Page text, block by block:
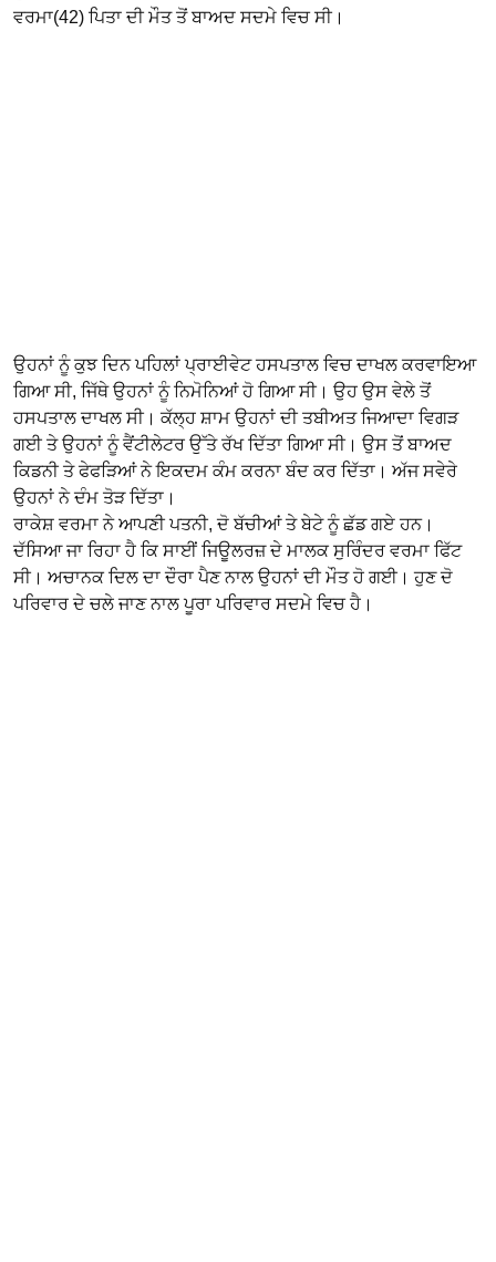
ਵਰਮਾ(42) ਪਿਤਾ ਦੀ ਮੌਤ ਤੋਂ ਬਾਅਦ ਸਦਮੇ ਵਿਚ ਸੀ।
ਉਹਨਾਂ ਨੂੰ ਕੁਝ ਦਿਨ ਪਹਿਲਾਂ ਪ੍ਰਾਈਵੇਟ ਹਸਪਤਾਲ ਵਿਚ ਦਾਖਲ ਕਰਵਾਇਆ
ਗਿਆ ਸੀ, ਜਿੱਥੇ ਉਹਨਾਂ ਨੂੰ ਨਿਮੋਨਿਆਂ ਹੋ ਗਿਆ ਸੀ। ਉਹ ਉਸ ਵੇਲੇ ਤੋਂ
ਹਸਪਤਾਲ ਦਾਖਲ ਸੀ। ਕੱਲ੍ਹ ਸ਼ਾਮ ਉਹਨਾਂ ਦੀ ਤਬੀਅਤ ਜਿਆਦਾ ਵਿਗੜ
ਗਈ ਤੇ ਉਹਨਾਂ ਨੂੰ ਵੈਂਟੀਲੇਟਰ ਉੱਤੇ ਰੱਖ ਦਿੱਤਾ ਗਿਆ ਸੀ। ਉਸ ਤੋਂ ਬਾਅਦ
ਕਿਡਨੀ ਤੇ ਫੇਫੜਿਆਂ ਨੇ ਇਕਦਮ ਕੰਮ ਕਰਨਾ ਬੰਦ ਕਰ ਦਿੱਤਾ। ਅੱਜ ਸਵੇਰੇ
ਉਹਨਾਂ ਨੇ ਦੰਮ ਤੋੜ ਦਿੱਤਾ।
ਰਾਕੇਸ਼ ਵਰਮਾ ਨੇ ਆਪਣੀ ਪਤਨੀ, ਦੋ ਬੱਚੀਆਂ ਤੇ ਬੇਟੇ ਨੂੰ ਛੱਡ ਗਏ ਹਨ।
ਦੱਸਿਆ ਜਾ ਰਿਹਾ ਹੈ ਕਿ ਸਾਈਂ ਜਿਊਲਰਜ਼ ਦੇ ਮਾਲਕ ਸੁਰਿੰਦਰ ਵਰਮਾ ਫਿੱਟ
ਸੀ। ਅਚਾਨਕ ਦਿਲ ਦਾ ਦੌਰਾ ਪੈਣ ਨਾਲ ਉਹਨਾਂ ਦੀ ਮੌਤ ਹੋ ਗਈ। ਹੁਣ ਦੋ
ਪਰਿਵਾਰ ਦੇ ਚਲੇ ਜਾਣ ਨਾਲ ਪੂਰਾ ਪਰਿਵਾਰ ਸਦਮੇ ਵਿਚ ਹੈ।